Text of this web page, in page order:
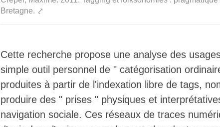
Bretagne. ⤤
Cette recherche propose une analyse des
simple outil personnel de " catégorisation
produites à partir de l'indexation libre de tags,
produire des " prises " physiques et
navigation sociale. Ces réseaux de traces